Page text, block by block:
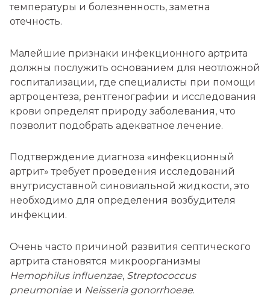
температуры и болезненность, заметна
отечность.
Малейшие признаки инфекционного артрита
должны послужить основанием для неотложной
госпитализации, где специалисты при помощи
артроцентеза, рентгенографии и исследования
крови определят природу заболевания, что
позволит подобрать адекватное лечение.
Подтверждение диагноза «инфекционный
артрит» требует проведения исследований
внутрисуставной синовиальной жидкости, это
необходимо для определения возбудителя
инфекции.
Очень часто причиной развития септического
артрита становятся микроорганизмы
Hemophilus influenzae, Streptococcus
pneumoniae и Neisseria gonorrhoeae.